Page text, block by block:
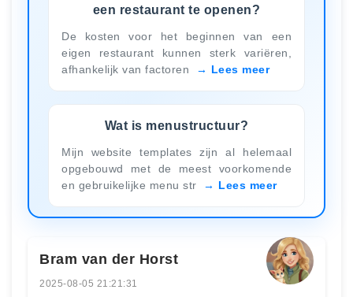
een restaurant te openen?
De kosten voor het beginnen van een
eigen restaurant kunnen sterk variëren,
afhankelijk van factoren
Lees meer
Wat is menustructuur?
Mijn website templates zijn al helemaal
opgebouwd met de meest voorkomende
en gebruikelijke menu str
Lees meer
Bram van der Horst
2025-08-05 21:21:31